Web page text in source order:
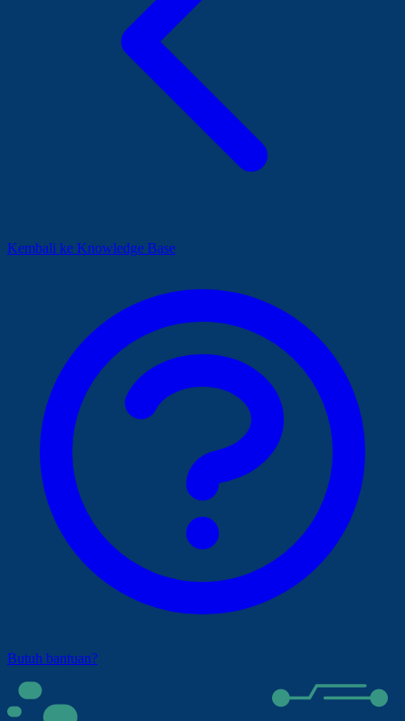
Kembali ke Knowledge Base
Butuh bantuan?